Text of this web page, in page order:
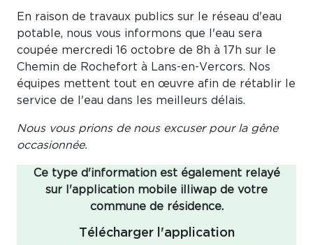
En raison de travaux publics sur le réseau d'eau
potable, nous vous informons que l'eau sera
coupée mercredi 16 octobre de 8h à 17h sur le
Chemin de Rochefort à Lans-en-Vercors. Nos
équipes mettent tout en œuvre afin de rétablir le
service de l'eau dans les meilleurs délais.
Nous vous prions de nous excuser pour la gêne
occasionnée.
Ce type d'information est également relayé
sur l'application mobile illiwap de votre
commune de résidence.
Télécharger l'application